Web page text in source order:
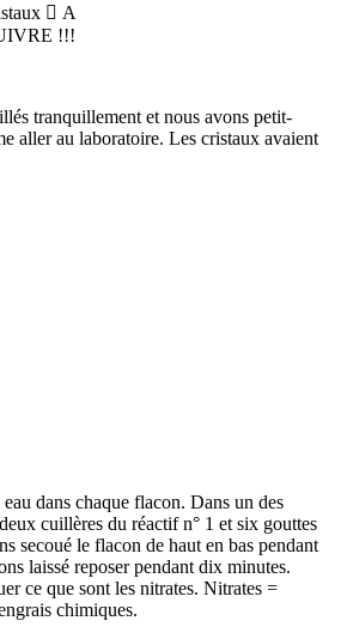
 A
!!!
tranquillement et nous avons petit-
aller au laboratoire. Les cristaux avaient
dans chaque flacon. Dans un des
cuillères du réactif n° 1 et six gouttes
secoué le flacon de haut en bas pendant
laissé reposer pendant dix minutes.
ce que sont les nitrates. Nitrates =
chimiques.